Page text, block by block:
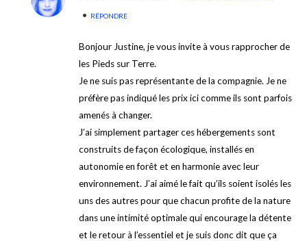
• RÉPONDRE
Bonjour Justine, je vous invite à vous rapprocher de
les Pieds sur Terre.
Je ne suis pas représentante de la compagnie. Je ne
préfère pas indiqué les prix ici comme ils sont parfois
amenés à changer.
J’ai simplement partager ces hébergements sont
construits de façon écologique, installés en
autonomie en forêt et en harmonie avec leur
environnement. J’ai aimé le fait qu’ils soient isolés les
uns des autres pour que chacun profite de la nature
dans une intimité optimale qui encourage la détente
et le retour à l’essentiel et je suis donc dit que ça